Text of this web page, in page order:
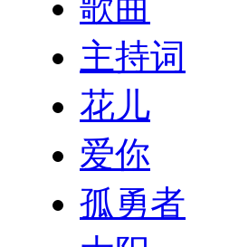
主持词
花儿
爱你
孤勇者